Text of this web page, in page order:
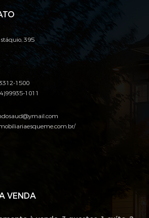
395
1500
1011
VENDA